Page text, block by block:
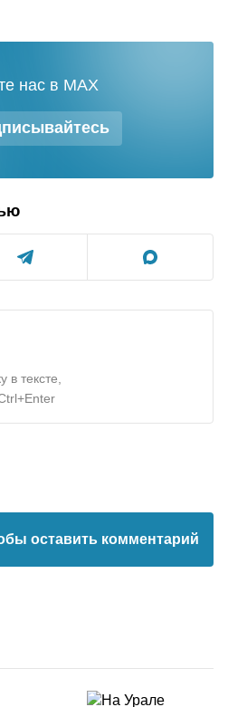
нас в MAX
тексте,
оставить комментарий